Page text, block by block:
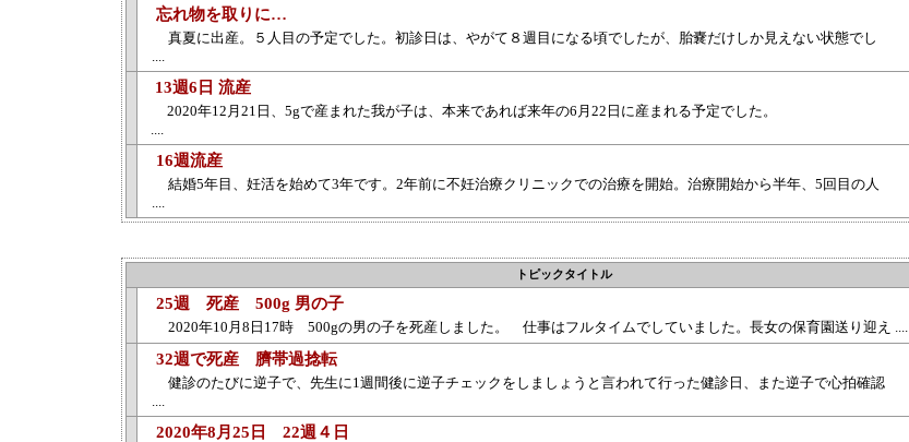
忘れ物を取りに…
真夏に出産。５人目の予定でした。初診日は、やがて８週目になる頃でしたが、胎嚢だけしか見えない状態でし
....
13週6日 流産
2020年12月21日、5gで産まれた我が子は、本来であれば来年の6月22日に産まれる予定でした。
....
16週流産
結婚5年目、妊活を始めて3年です。2年前に不妊治療クリニックでの治療を開始。治療開始から半年、5回目の人
....
トピックタイトル
25週 死産 500g 男の子
2020年10月8日17時 500gの男の子を死産しました。 仕事はフルタイムでしていました。長女の保育園送り迎え ....
32週で死産 臍帯過捻転
健診のたびに逆子で、先生に1週間後に逆子チェックをしましょうと言われて行った健診日、また逆子で心拍確認
....
2020年8月25日 22週４日